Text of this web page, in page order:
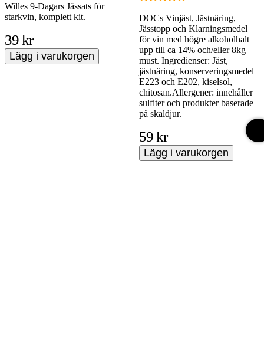
Willes 9-Dagars Jässats för
starkvin, komplett kit.
39 kr
Lägg i varukorgen
DOCs Vinjäst, Jästnäring,
Jässtopp och Klarningsmedel
för vin med högre alkoholhalt
upp till ca 14% och/eller 8kg
must. Ingredienser: Jäst,
jästnäring, konserveringsmedel
E223 och E202, kiselsol,
chitosan.Allergener: innehåller
sulfiter och produkter baserade
på skaldjur.
59 kr
Lägg i varukorgen